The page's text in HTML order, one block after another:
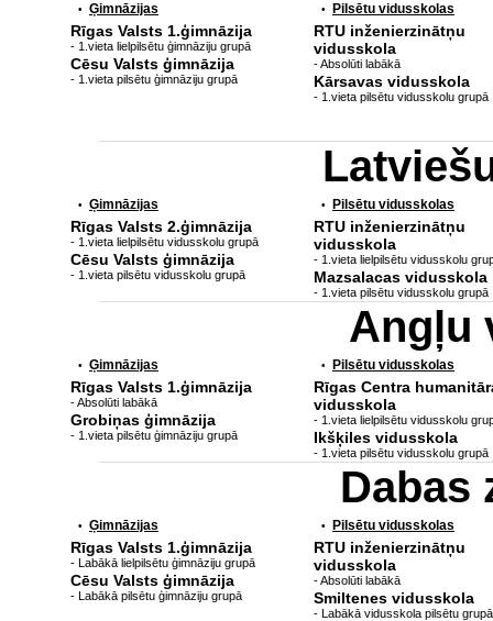
• Ģimnāzijas
Rīgas Valsts 1.ģimnāzija
- 1.vieta lielpilsētu ģimnāziju grupā
Cēsu Valsts ģimnāzija
- 1.vieta pilsētu ģimnāziju grupā
• Pilsētu vidusskolas
RTU inženierzinātņu
vidusskola
- Absolūti labākā
Kārsavas vidusskola
- 1.vieta pilsētu vidusskolu grupā
• Ģimnāzijas
Rīgas Valsts 2.ģimnāzija
- 1.vieta lielpilsētu vidusskolu grupā
Cēsu Valsts ģimnāzija
- 1.vieta pilsētu vidusskolu grupā
• Pilsētu vidusskolas
RTU inženierzinātņu
vidusskola
- 1.vieta lielpilsētu vidusskolu
Mazsalacas vidusskola
- 1.vieta pilsētu vidusskolu grupā
Angļu
• Ģimnāzijas
Rīgas Valsts 1.ģimnāzija
- Absolūti labākā
Grobiņas ģimnāzija
- 1.vieta pilsētu ģimnāziju grupā
• Pilsētu vidusskolas
Rīgas Centra
vidusskola
- 1.vieta lielpilsētu vidusskolu
Ikšķiles vidusskola
- 1.vieta pilsētu vidusskolu grupā
Dabas
• Ģimnāzijas
Rīgas Valsts 1.ģimnāzija
- Labākā lielpilsētu ģimnāziju grupā
Cēsu Valsts ģimnāzija
- Labākā pilsētu ģimnāziju grupā
• Pilsētu vidusskolas
RTU inženierzinātņu
vidusskola
- Absolūti labākā
Smiltenes vidusskola
- Labākā vidusskola pilsētu grupā